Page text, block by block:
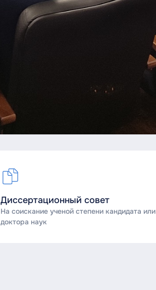
Диссертационный совет
На соискание ученой степени кандидата или
доктора наук